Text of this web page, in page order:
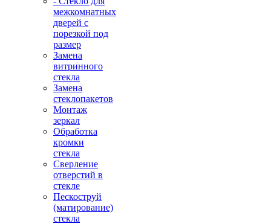
межкомнатных
дверей с
порезкой под
размер
Замена
витринного
стекла
Замена
стеклопакетов
Монтаж
зеркал
Обработка
кромки
стекла
Сверление
отверстий в
стекле
Пескоструй
(матирование)
стекла